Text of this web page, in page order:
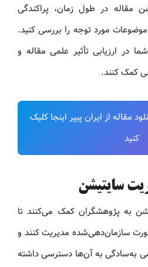
مقاله در طول زمان، پراکندگی
مورد توجه را بررسی کنید.
در ارزیابی تأثیر علمی مقاله و
کمک کنند.
مقاله از ایران پیپر اینجا کلیک
کنید
سایتیشن
به پژوهشگران کمک می‌کنند تا
سازمان‌دهی‌شده مدیریت کنند و
به‌سادگی به آن‌ها دسترسی داشته